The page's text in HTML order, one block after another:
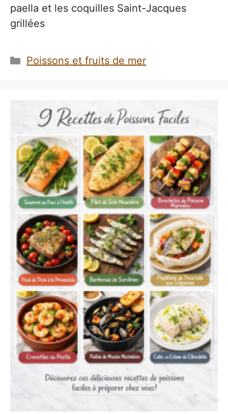
paella et les coquilles Saint-Jacques
grillées
Catégories
Poissons et fruits de mer